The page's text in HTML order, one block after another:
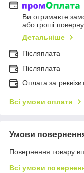
Ви отримаєте
або гроші
Детальніше
Післяплата
Пiсляплата
Оплата за
Всі умови оплати
Умови
Повернення товару
Всі умови